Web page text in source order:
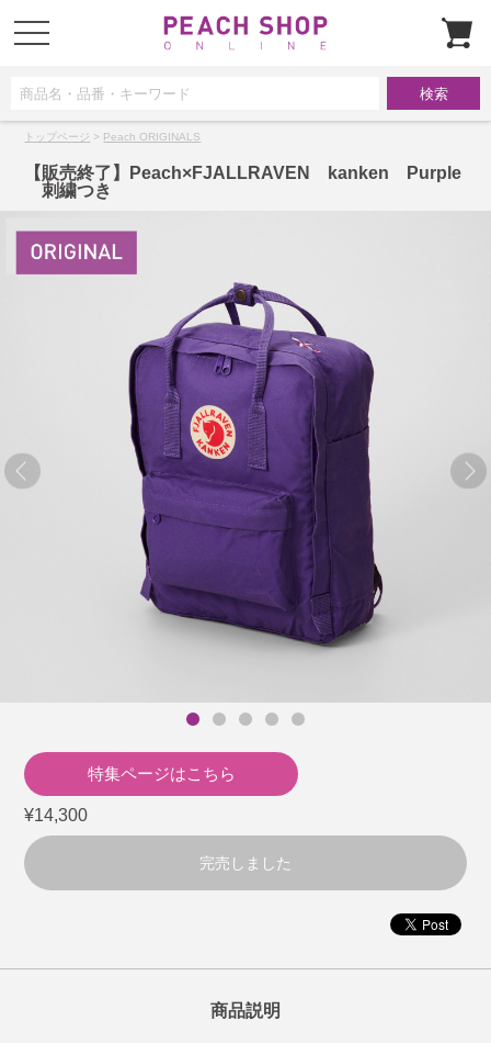
t
o
a
o
トップページ > Peach ORIGINALS
【販売終了】Peach×FJALLRAVEN kanken Purple
刺繍つき
特集ページはこちら
¥14,300
完売しました
商品説明